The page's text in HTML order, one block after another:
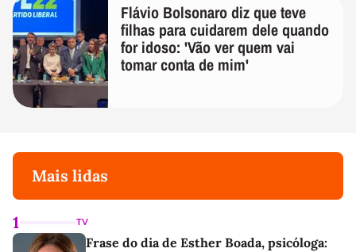
Flávio Bolsonaro diz que teve
filhas para cuidarem dele quando
for idoso: 'Vão ver quem vai
tomar conta de mim'
Mais lidas
1 TV
Frase do dia de Esther Boada, psicóloga: